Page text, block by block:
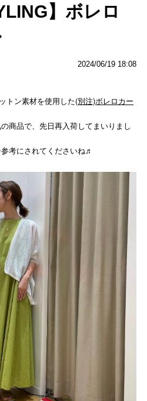
】ボレロ
2024/06/19 18:08
トン素材を使用した(別注)ボレロカー
商品で、先日再入荷してまいりまし
考にされてくださいね♬